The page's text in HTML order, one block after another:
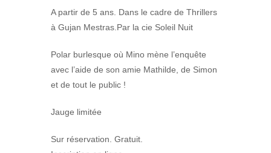
A partir de 5 ans. Dans le cadre de Thrillers
à Gujan Mestras.Par la cie Soleil Nuit
Polar burlesque où Mino mène l’enquête
avec l’aide de son amie Mathilde, de Simon
et de tout le public !
Jauge limitée
Sur réservation. Gratuit.